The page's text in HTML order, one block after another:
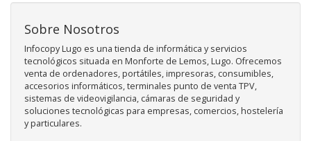
Sobre Nosotros
Infocopy Lugo es una tienda de informática y servicios
tecnológicos situada en Monforte de Lemos, Lugo. Ofrecemos
venta de ordenadores, portátiles, impresoras, consumibles,
accesorios informáticos, terminales punto de venta TPV,
sistemas de videovigilancia, cámaras de seguridad y
soluciones tecnológicas para empresas, comercios, hostelería
y particulares.